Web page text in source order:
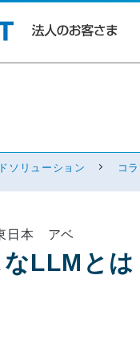
ソリューション コ
日本 アベ
LLMと